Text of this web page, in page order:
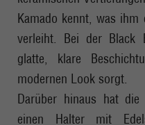
Kamado kennt, was ihm
verleiht. Bei der Black
glatte, klare
modernen Look sorgt.
Darüber hinaus hat die
einen Halter mit